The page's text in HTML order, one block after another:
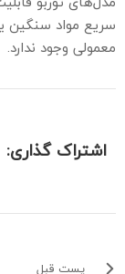
سریع مواد سنگین
معمولی وجود ندارد.
اشتراک گذاری:
پست قبل